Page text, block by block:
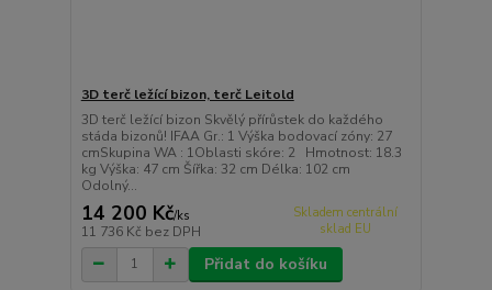
3D terč ležící bizon, terč Leitold
3D terč ležící bizon Skvělý přírůstek do každého
stáda bizonů! IFAA Gr.: 1 Výška bodovací zóny: 27
cmSkupina WA : 1Oblasti skóre: 2 Hmotnost: 18.3
kg Výška: 47 cm Šířka: 32 cm Délka: 102 cm
Odolný...
14 200 Kč/ks
11 736 Kč bez DPH
Skladem centrální
sklad EU
Přidat do košíku